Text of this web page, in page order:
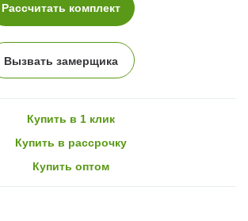
Рассчитать комплект
Вызвать замерщика
Купить в 1 клик
Купить в рассрочку
Купить оптом